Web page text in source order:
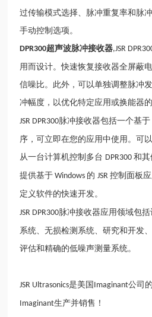
过传输模式选择、脉冲重复率和脉
手动控制选项。
DPR300超声波脉冲接收器,JSR
用而设计。快速恢复接收器全屏蔽
信噪比。此外，可以单独调整脉冲
冲幅度，以优化特定应用或换能器的
JSR DPR300脉冲接收器包括一个基
序，可立即在您的应用中使用。可
从一台计算机控制多台 DPR300和其
提供基于 Windows 的 JSR控制面板
定义软件的快速开发。
JSR DPR300脉冲接收器应用领域包
系统、无损检测系统、研究和开发
评估和精确的低噪声测量系统。
JSR Ultrasonics是美国 Imaginant公司
Imaginant生产并销售！